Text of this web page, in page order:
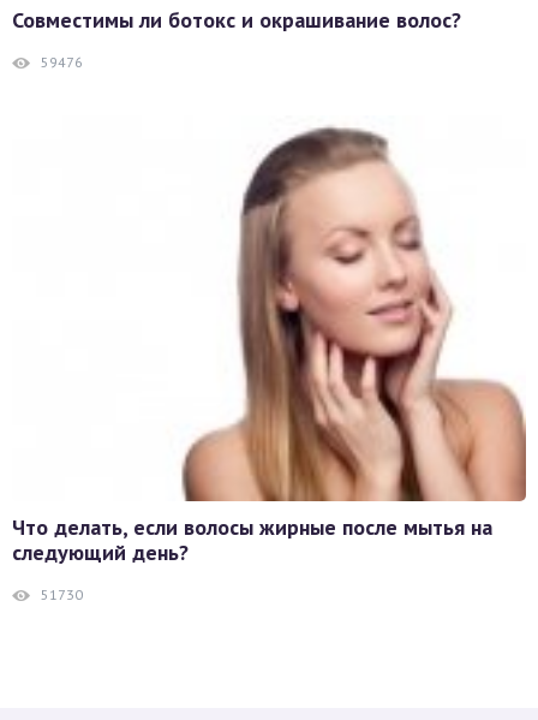
Совместимы ли ботокс и окрашивание волос?
59476
Что делать, если волосы жирные после мытья на
следующий день?
51730